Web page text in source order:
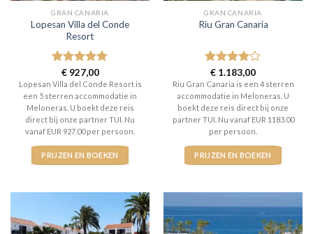
GRAN CANARIA
Lopesan Villa del Conde
Resort
Gewaardeerd
5uit 5
€927,00
Lopesan Villa del Conde Resort is
een 5 sterren accommodatie in
Meloneras. U boekt deze reis
direct bij onze partner TUI. Nu
vanaf EUR 927.00 per persoon.
PRIJZEN EN BOEKEN
GRAN CANARIA
Riu Gran Canaria
Gewaardeerd
4uit 5
€ 1.183,00
Riu Gran Canaria is een 4 sterren
accommodatie in Meloneras. U
boekt deze reis direct bij onze
partner TUI. Nu vanaf EUR 1183.00
per persoon.
PRIJZEN EN BOEKEN